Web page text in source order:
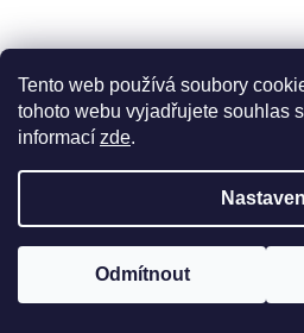
Tento web používá soubory
tohoto webu vyjadřujete souhlas
informací zde.
Odmítnout
Brána FAB 3D výška 104,5